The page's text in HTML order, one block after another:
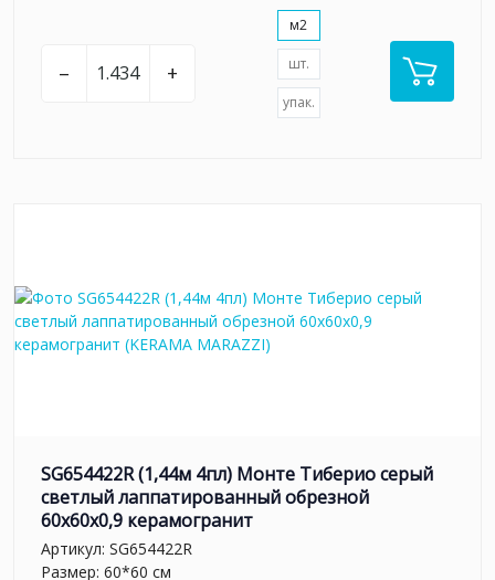
– +
м2
шт.
упак.
SG654422R (1,44м 4пл) Монте Тиберио серый
светлый лаппатированный обрезной
60x60x0,9 керамогранит
Артикул: SG654422R
Размер: 60*60 см